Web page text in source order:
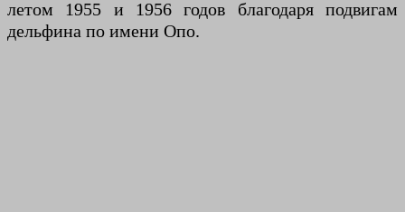
летом 1955 и 1956 годов благодаря подвигам
дельфина по имени Опо.